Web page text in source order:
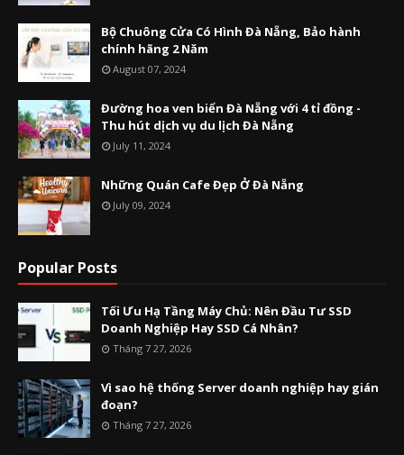
Bộ Chuông Cửa Có Hình Đà Nẵng, Bảo hành
chính hãng 2 Năm
August 07, 2024
Đường hoa ven biển Đà Nẵng với 4 tỉ đồng -
Thu hút dịch vụ du lịch Đà Nẵng
July 11, 2024
Những Quán Cafe Đẹp Ở Đà Nẵng
July 09, 2024
Popular Posts
Tối Ưu Hạ Tầng Máy Chủ: Nên Đầu Tư SSD
Doanh Nghiệp Hay SSD Cá Nhân?
Tháng 7 27, 2026
Vì sao hệ thống Server doanh nghiệp hay gián
đoạn?
Tháng 7 27, 2026